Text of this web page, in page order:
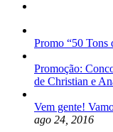
Promo “50 Tons
Promoção:
de Christian e
Vem gente!
ago 24, 2016